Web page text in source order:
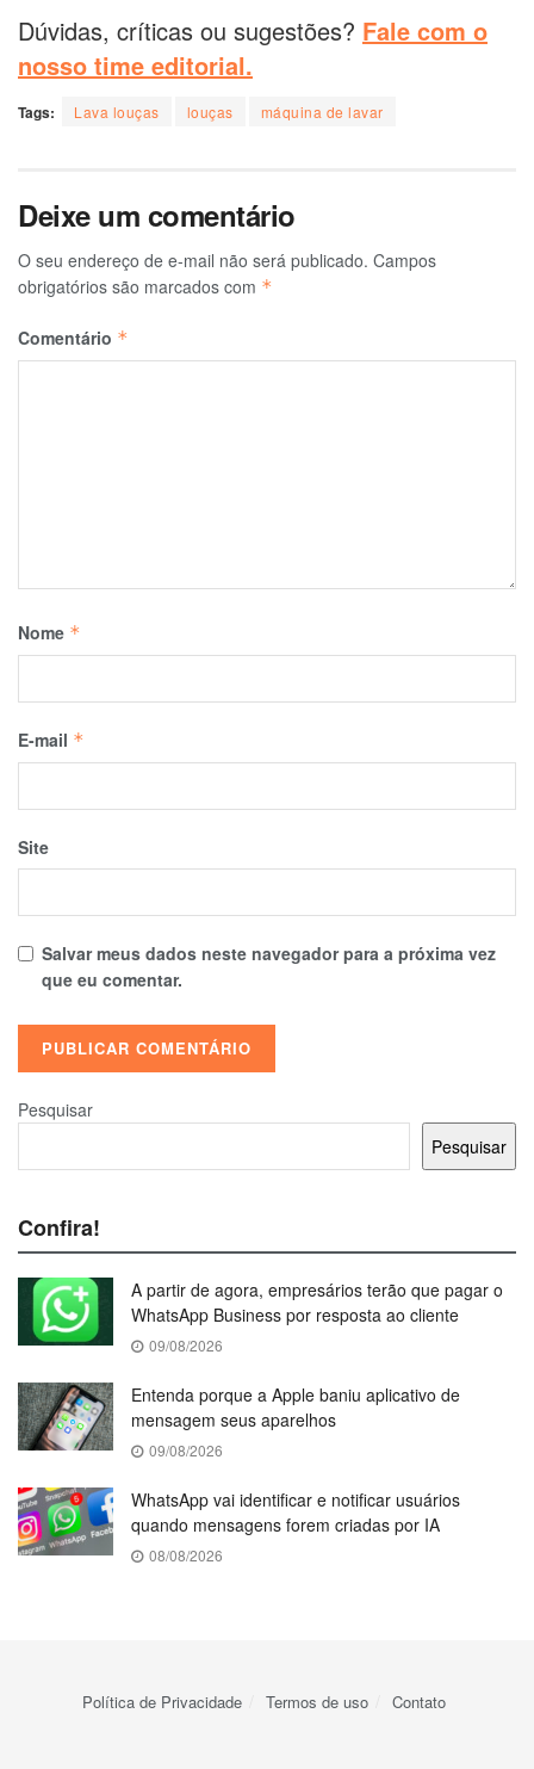
Dúvidas, críticas ou sugestões? Fale com o
nosso time editorial.
Tags: Lava louças louças máquina de lavar
Deixe um comentário
O seu endereço de e-mail não será publicado. Campos
obrigatórios são marcados com *
Comentário *
Nome *
E-mail *
Site
Salvar meus dados neste navegador para a próxima vez
que eu comentar.
Pesquisar
Pesquisar
Confira!
A partir de agora, empresários terão que pagar o
WhatsApp Business por resposta ao cliente
09/08/2026
Entenda porque a Apple baniu aplicativo de
mensagem seus aparelhos
09/08/2026
WhatsApp vai identificar e notificar usuários
quando mensagens forem criadas por IA
08/08/2026
Política de Privacidade Termos de uso Contato